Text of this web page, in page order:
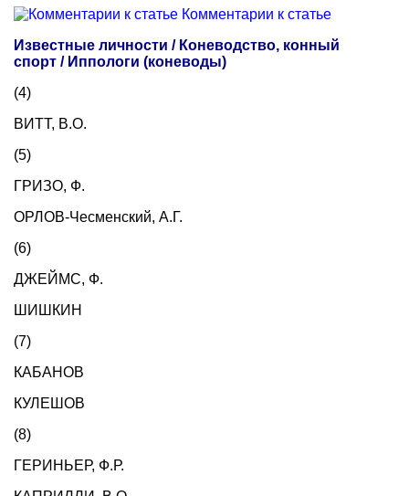
Комментарии к статье
Известные личности / Коневодство, конный
спорт / Иппологи (коневоды)
(4)
ВИТТ, В.О.
(5)
ГРИЗО, Ф.
ОРЛОВ-Чесменский, А.Г.
(6)
ДЖЕЙМС, Ф.
ШИШКИН
(7)
КАБАНОВ
КУЛЕШОВ
(8)
ГЕРИНЬЕР, Ф.Р.